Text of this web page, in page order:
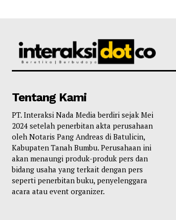
Tentang Kami
PT. Interaksi Nada Media berdiri sejak Mei
2024 setelah penerbitan akta perusahaan
oleh Notaris Pang Andreas di Batulicin,
Kabupaten Tanah Bumbu. Perusahaan ini
akan menaungi produk-produk pers dan
bidang usaha yang terkait dengan pers
seperti penerbitan buku, penyelenggara
acara atau event organizer.